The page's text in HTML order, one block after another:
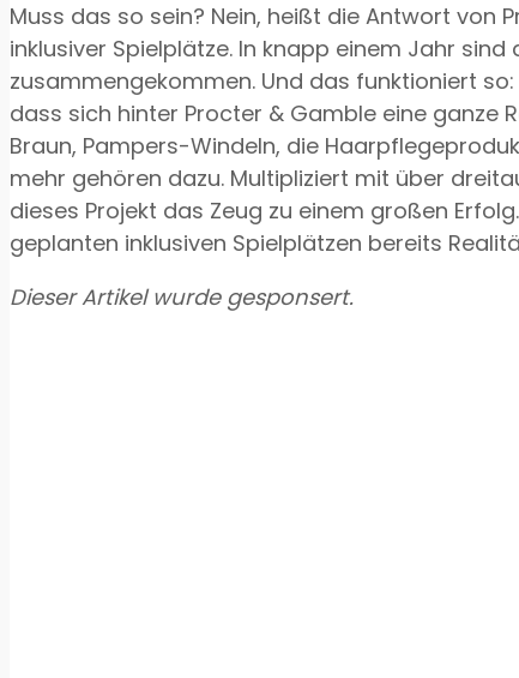
Muss das so sein? Nein, heißt die Antwort von
inklusiver Spielplätze. In knapp einem Jahr
zusammengekommen. Und das funktioniert
dass sich hinter Procter & Gamble eine ganze
Braun, Pampers-Windeln, die
mehr gehören dazu. Multipliziert mit über
dieses Projekt das Zeug zu einem großen
geplanten inklusiven Spielplätzen bereits
Dieser Artikel wurde gesponsert.